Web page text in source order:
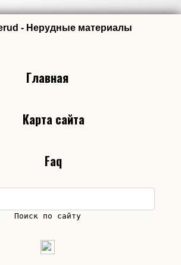
Главная
Карта сайта
Faq
Поиск по сайту